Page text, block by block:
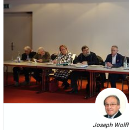
Joseph Wolff